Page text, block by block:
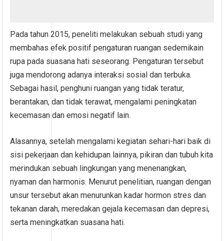
Pada tahun 2015, peneliti melakukan sebuah studi yang
membahas efek positif pengaturan ruangan sedemikain
rupa pada suasana hati seseorang. Pengaturan tersebut
juga mendorong adanya interaksi sosial dan terbuka.
Sebagai hasil, penghuni ruangan yang tidak teratur,
berantakan, dan tidak terawat, mengalami peningkatan
kecemasan dan emosi negatif lain.
Alasannya, setelah mengalami kegiatan sehari-hari baik di
sisi pekerjaan dan kehidupan lainnya, pikiran dan tubuh kita
merindukan sebuah lingkungan yang menenangkan,
nyaman dan harmonis. Menurut penelitian, ruangan dengan
unsur tersebut akan menurunkan kadar hormon stres dan
tekanan darah, meredakan gejala kecemasan dan depresi,
serta meningkatkan suasana hati.